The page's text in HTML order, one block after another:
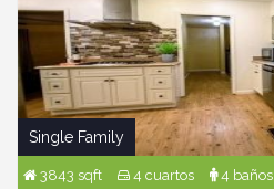
Single Family
3843 sqft 4 cuartos 4 baños